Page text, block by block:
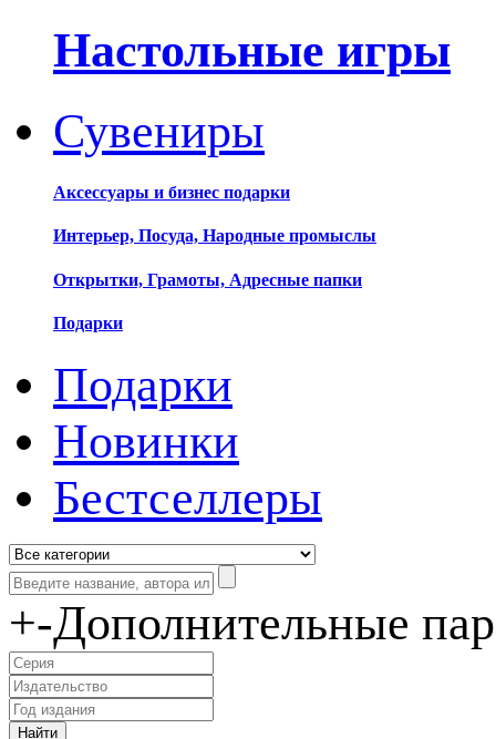
Настольные игры
Сувениры
Аксессуары и бизнес подарки
Интерьер, Посуда, Народные промыслы
Открытки, Грамоты, Адресные папки
Подарки
Подарки
Новинки
Бестселлеры
+-Дополнительные